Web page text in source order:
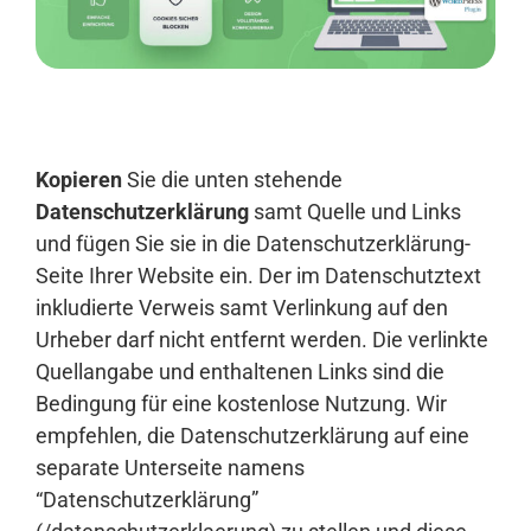
Anmelden
KopierenSie die unten stehende
Datenschutzerklärung samt Quelle und Links
und fügen Sie sie in die Datenschutzerklärung-
Seite Ihrer Website ein. Der im Datenschutztext
inkludierte Verweis samt Verlinkung auf den
Urheber darf nicht entfernt werden. Die verlinkte
Quellangabe und enthaltenen Links sind die
Bedingung für eine kostenlose Nutzung. Wir
empfehlen, die Datenschutzerklärung auf eine
separate Unterseite namens
“Datenschutzerklärung”